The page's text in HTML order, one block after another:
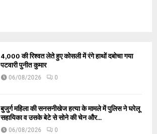
₹4,000 की रिश्वत लेते हुए कोसली में रंगे हाथों दबोचा गया
पटवारी पुनीत कुमार
06/08/2026 0
बुजुर्ग महिला की सनसनीखेज हत्या के मामले में पुलिस ने घरेलू
सहायिका व उसके बेटे से सोने की चेन और...
06/08/2026 0